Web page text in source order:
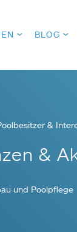
BLOG
&
&
und Poolpflege